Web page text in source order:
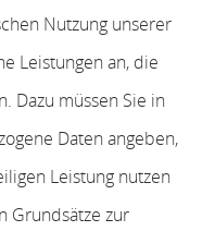
Nutzung unserer
Leistungen an, die
Dazu müssen Sie in
Daten angeben,
Leistung nutzen
Grundsätze zur